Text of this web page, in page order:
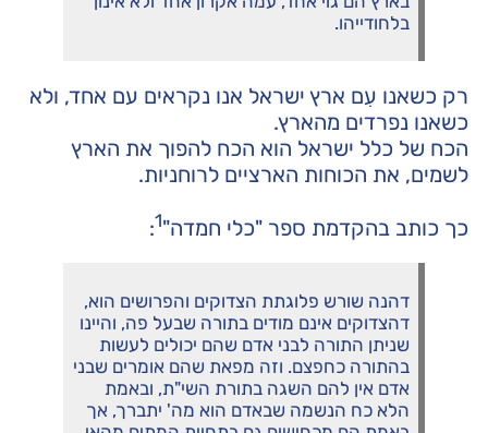
בלחודייהו.
רק כשאנו עִם ארץ ישראל אנו נקראים עם אחד, ולא
כשאנו נפרדים מהארץ.
הכח של כלל ישראל הוא הכח להפוך את הארץ
לשמים, את הכוחות הארציים לרוחניות.
כך כותב בהקדמת ספר "כלי חמדה"1
:
דהנה שורש פלוגתת הצדוקים והפרושים הוא,
דהצדוקים אינם מודים בתורה שבעל פה, והיינו
שניתן התורה לבני אדם שהם יכולים לעשות
בהתורה כחפצם. וזה מפאת שהם אומרים שבני
אדם אין להם השגה בתורת השי"ת, ובאמת
הלא כח הנשמה שבאדם הוא מה' יתברך, אך